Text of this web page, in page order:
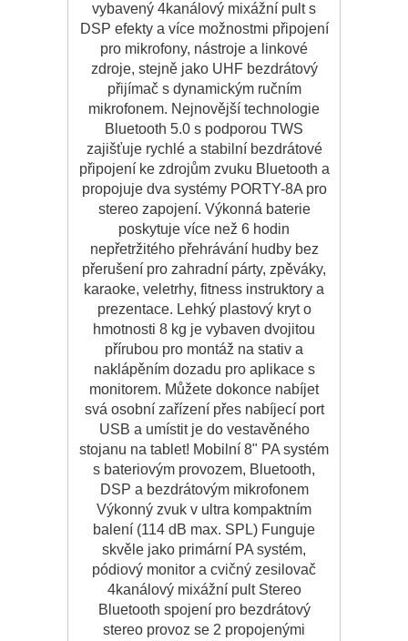
vybavený 4kanálový mixážní pult s
DSP efekty a více možnostmi připojení
pro mikrofony, nástroje a linkové
zdroje, stejně jako UHF bezdrátový
přijímač s dynamickým ručním
mikrofonem. Nejnovější technologie
Bluetooth 5.0 s podporou TWS
zajišťuje rychlé a stabilní bezdrátové
připojení ke zdrojům zvuku Bluetooth a
propojuje dva systémy PORTY-8A pro
stereo zapojení. Výkonná baterie
poskytuje více než 6 hodin
nepřetržitého přehrávání hudby bez
přerušení pro zahradní párty, zpěváky,
karaoke, veletrhy, fitness instruktory a
prezentace. Lehký plastový kryt o
hmotnosti 8 kg je vybaven dvojitou
přírubou pro montáž na stativ a
naklápěním dozadu pro aplikace s
monitorem. Můžete dokonce nabíjet
svá osobní zařízení přes nabíjecí port
USB a umístit je do vestavěného
stojanu na tablet! Mobilní 8" PA systém
s bateriovým provozem, Bluetooth,
DSP a bezdrátovým mikrofonem
Výkonný zvuk v ultra kompaktním
balení (114 dB max. SPL) Funguje
skvěle jako primární PA systém,
pódiový monitor a cvičný zesilovač
4kanálový mixážní pult Stereo
Bluetooth spojení pro bezdrátový
stereo provoz se 2 propojenými